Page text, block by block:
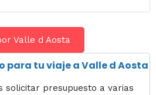
Valle d Aosta
para tu viaje a Valle d Aosta
solicitar presupuesto a varias